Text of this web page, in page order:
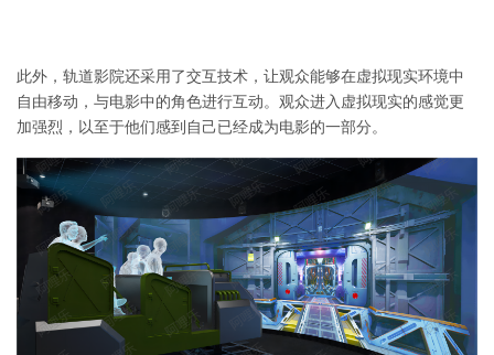
此外， 轨道影院还采用了交互技术，让观众能够在虚拟现实环境中
自由移动，与电影中的角色进行互动。观众进入虚拟现实的感觉更
加强烈，以至于他们感到自己已经成为电影的一部分。